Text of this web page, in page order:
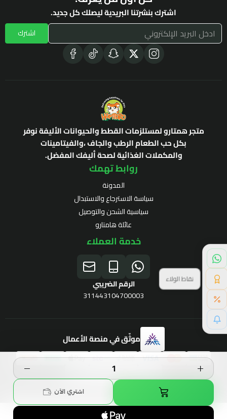
اشتري الآن
اشترك بنشرتنا البريدية ليصلك كل جديد.
اشترك
متجر همتارو لمستلزمات القطط والحيوانات الأليفة نوفر
بكل حب الطعام الرطب والجاف ،والفيتامينات
والمكملات الغذائية لصحة أليفك المفضل.
روابط تهمك
المدونة
سياسة الاسترجاع والاستبدال
سياسية الشحن والتوصيل
عائلة هامتارو
خدمة العملاء
الرقم الضريبي
311443104700003
موثّق في منصة الأعمال
الحقوق محفوظة | 2026
برنامج الولاء